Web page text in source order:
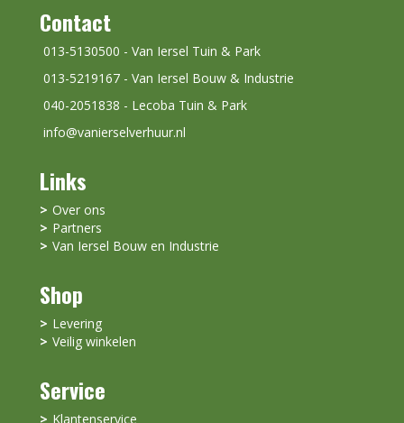
Links
Over ons
Partners
Van Iersel Bouw en Industrie
Shop
Levering
Veilig winkelen
Service
Klantenservice
Contact
013-5130500 - Van Iersel Tuin & Park
013-5219167 - Van Iersel Bouw & Industrie
040-2051838 - Lecoba Tuin & Park
info@vanierselverhuur.nl